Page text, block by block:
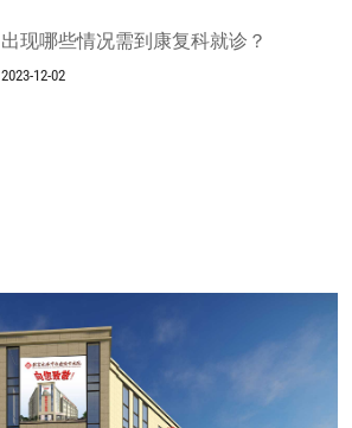
出现哪些情况需到康复科就诊？
2023-12-02